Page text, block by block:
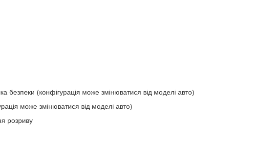
безпеки (конфігурація може змінюватися від моделі авто)
може змінюватися від моделі авто)
розриву